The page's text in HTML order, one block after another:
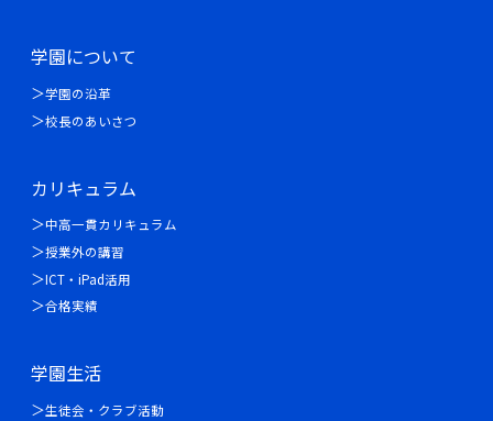
学園について
学園の沿革
校長のあいさつ
カリキュラム
中高一貫カリキュラム
授業外の講習
ICT・iPad活用
合格実績
学園生活
生徒会・クラブ活動